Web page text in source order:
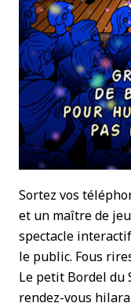
Sortez vos
et un maître de
spectacle
le public. Fous
Le petit Bordel du
rendez-vous